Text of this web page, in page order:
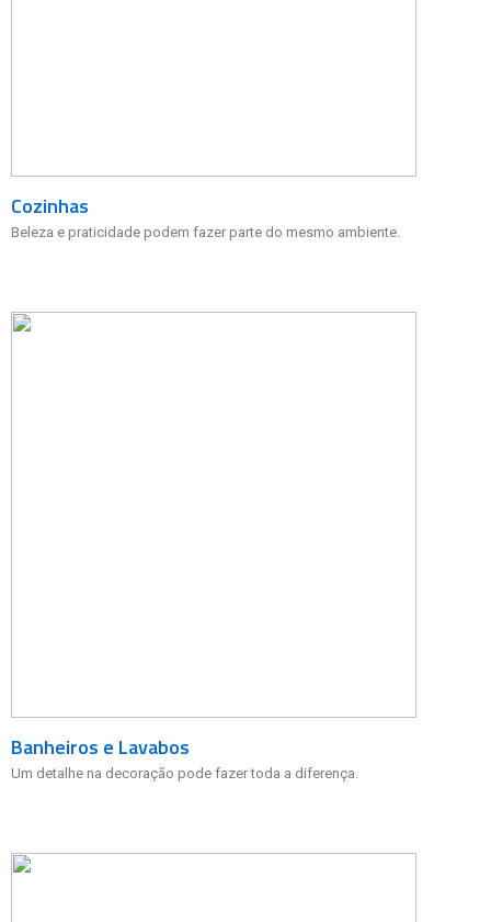
Cozinhas
Beleza e praticidade podem fazer parte do mesmo ambiente.
Banheiros e Lavabos
Um detalhe na decoração pode fazer toda a diferença.